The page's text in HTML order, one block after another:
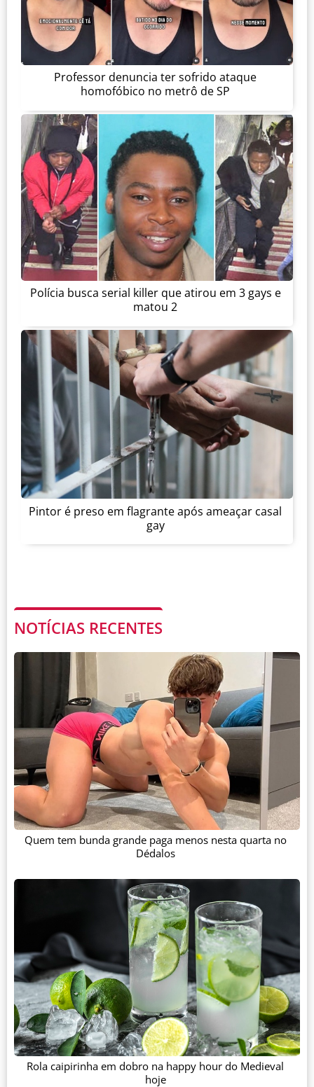
Professor denuncia ter sofrido ataque
homofóbico no metrô de SP
Polícia busca serial killer que atirou em 3 gays e
matou 2
Pintor é preso em flagrante após ameaçar casal
gay
NOTÍCIAS RECENTES
Quem tem bunda grande paga menos nesta quarta no
Dédalos
Rola caipirinha em dobro na happy hour do Medieval
hoje